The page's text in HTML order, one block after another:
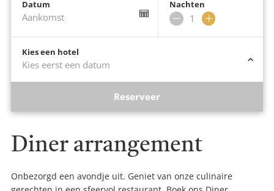
Datum
Aankomst
Nachten
VerwijderVoeg
toe
Kies een hotel
Kies eerst een datum
Reserveer
Diner arrangement
Onbezorgd een avondje uit. Geniet van onze culinaire